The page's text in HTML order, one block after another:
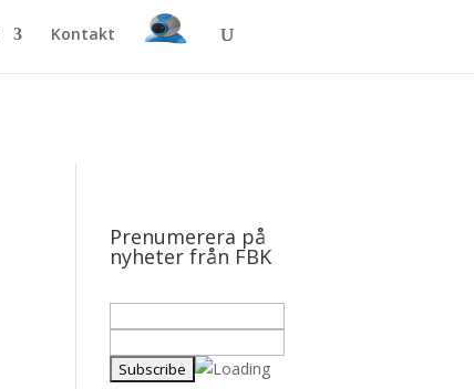
Kontakt
Prenumerera på
nyheter från FBK